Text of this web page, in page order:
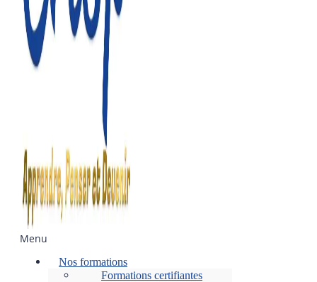
Menu
Nos formations
Formations certifiantes